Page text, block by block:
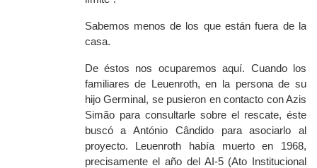
Sabemos menos de los que están fuera de la
casa.
De éstos nos ocuparemos aquí. Cuando los
familiares de Leuenroth, en la persona de su
hijo Germinal, se pusieron en contacto con Azis
Simão para consultarle sobre el rescate, éste
buscó a António Cândido para asociarlo al
proyecto. Leuenroth había muerto en 1968,
precisamente el año del AI-5 (Ato Institucional